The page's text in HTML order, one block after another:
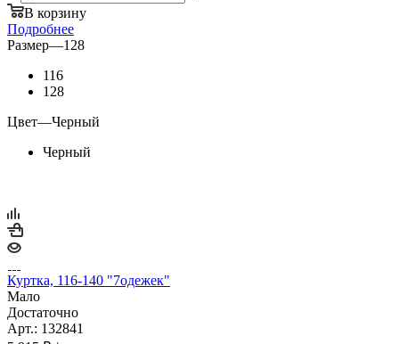
В корзину
Подробнее
Размер—128
116
128
Цвет—Черный
Черный
Куртка, 116-140 "7одежек"
Мало
Достаточно
Арт.: 132841